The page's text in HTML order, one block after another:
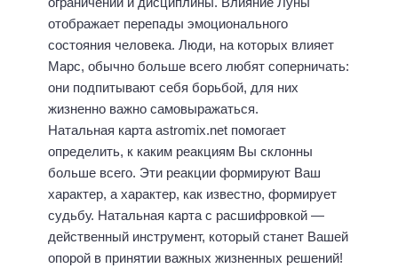
отображает перепады эмоционального
состояния человека. Люди, на которых влияет
Марс, обычно больше всего любят соперничать:
они подпитывают себя борьбой, для них
жизненно важно самовыражаться.
Натальная карта astromix.net помогает
определить, к каким реакциям Вы склонны
больше всего. Эти реакции формируют Ваш
характер, а характер, как известно, формирует
судьбу. Натальная карта с расшифровкой —
действенный инструмент, который станет Вашей
опорой в принятии важных жизненных решений!